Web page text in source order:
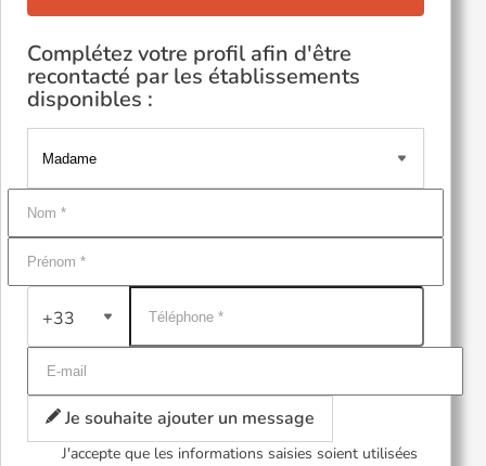
Complétez votre profil afin d'être
recontacté par les établissements
disponibles :
+33
Je souhaite ajouter un message
J'accepte que les informations saisies soient utilisées